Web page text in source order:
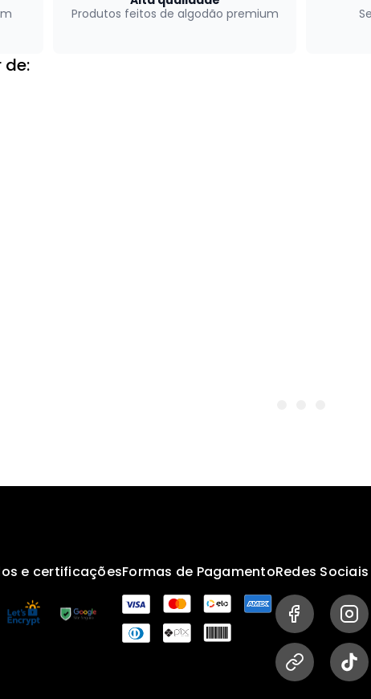
Produtos feitos de algodão premium
e certificaçõesFormas de PagamentoRedes Sociais